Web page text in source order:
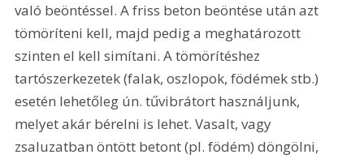
való beöntéssel. A friss beton beöntése után azt
tömöríteni kell, majd pedig a meghatározott
szinten el kell simítani. A tömörítéshez
tartószerkezetek (falak, oszlopok, födémek stb.)
esetén lehetőleg ún. tűvibrátort használjunk,
melyet akár bérelni is lehet. Vasalt, vagy
zsaluzatban öntött betont (pl. födém) döngölni,